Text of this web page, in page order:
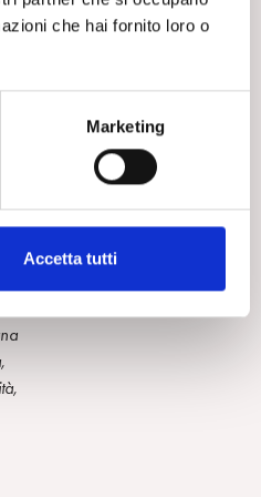
che hai fornito loro o
Marketing
Accetta tutti